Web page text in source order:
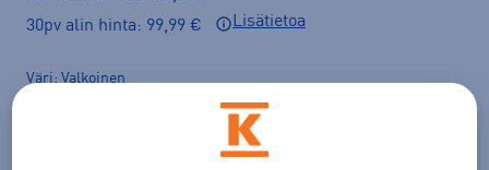
30pv alin hinta: 99,99 €
Lisätietoa
Väri Valkoinen